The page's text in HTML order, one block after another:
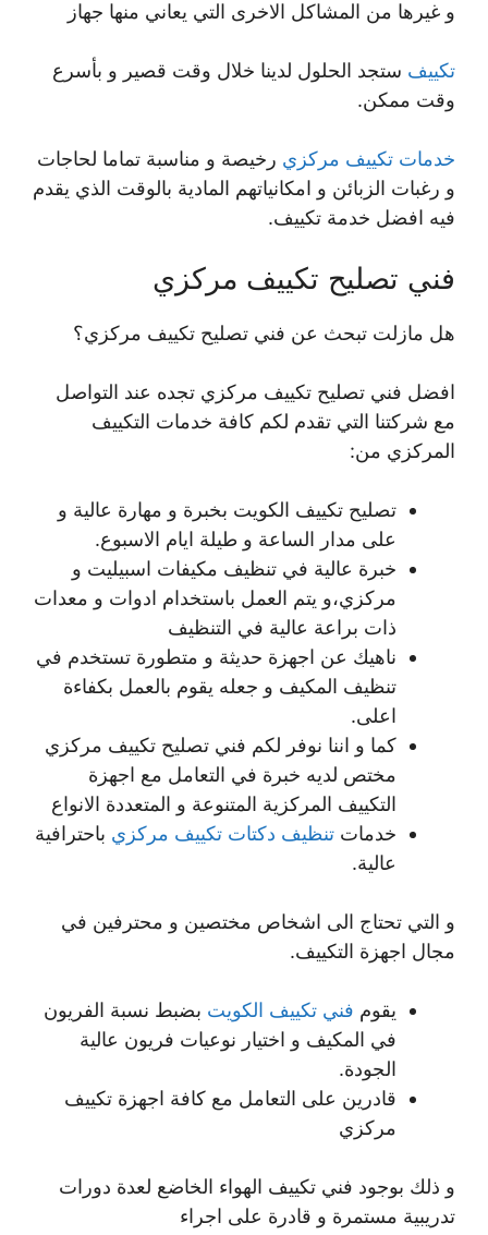
و غيرها من المشاكل الاخرى التي يعاني منها جهاز
تكييف ستجد الحلول لدينا خلال وقت قصير و بأسرع
وقت ممكن.
خدمات تكييف مركزي رخيصة و مناسبة تماما لحاجات
و رغبات الزبائن و امكانياتهم المادية بالوقت الذي يقدم
فيه افضل خدمة تكييف.
فني تصليح تكييف مركزي
هل مازلت تبحث عن فني تصليح تكييف مركزي؟
افضل فني تصليح تكييف مركزي تجده عند التواصل
مع شركتنا التي تقدم لكم كافة خدمات التكييف
المركزي من:
تصليح تكييف الكويت بخبرة و مهارة عالية و
على مدار الساعة و طيلة ايام الاسبوع.
خبرة عالية في تنظيف مكيفات اسبيليت و
مركزي،و يتم العمل باستخدام ادوات و معدات
ذات براعة عالية في التنظيف
ناهيك عن اجهزة حديثة و متطورة تستخدم في
تنظيف المكيف و جعله يقوم بالعمل بكفاءة
اعلى.
كما و اننا نوفر لكم فني تصليح تكييف مركزي
مختص لديه خبرة في التعامل مع اجهزة
التكييف المركزية المتنوعة و المتعددة الانواع
خدمات تنظيف دكتات تكييف مركزي باحترافية
عالية.
و التي تحتاج الى اشخاص مختصين و محترفين في
مجال اجهزة التكييف.
يقوم فني تكييف الكويت بضبط نسبة الفريون
في المكيف و اختيار نوعيات فريون عالية
الجودة.
قادرين على التعامل مع كافة اجهزة تكييف
مركزي
و ذلك بوجود فني تكييف الهواء الخاضع لعدة دورات
تدريبية مستمرة و قادرة على اجراء